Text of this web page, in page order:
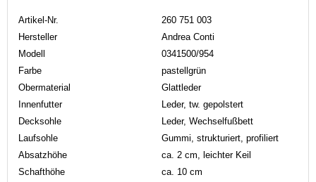
Artikel-Nr.
260 751 003
Hersteller
Andrea Conti
Modell
0341500/954
Farbe
pastellgrün
Obermaterial
Glattleder
Innenfutter
Leder, tw. gepolstert
Decksohle
Leder, Wechselfußbett
Laufsohle
Gummi, strukturiert, profiliert
Absatzhöhe
ca. 2 cm, leichter Keil
Schafthöhe
ca. 10 cm